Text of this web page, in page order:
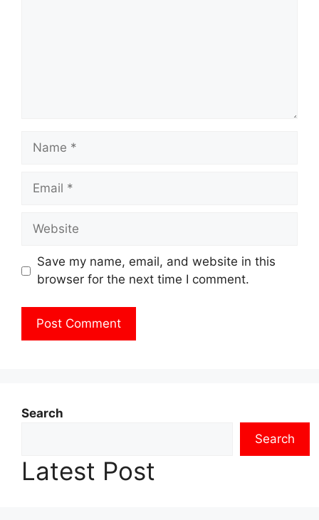
Name
Email
Website
Save my name, email, and website in this
browser for the next time I comment.
Search
Search
Latest Post